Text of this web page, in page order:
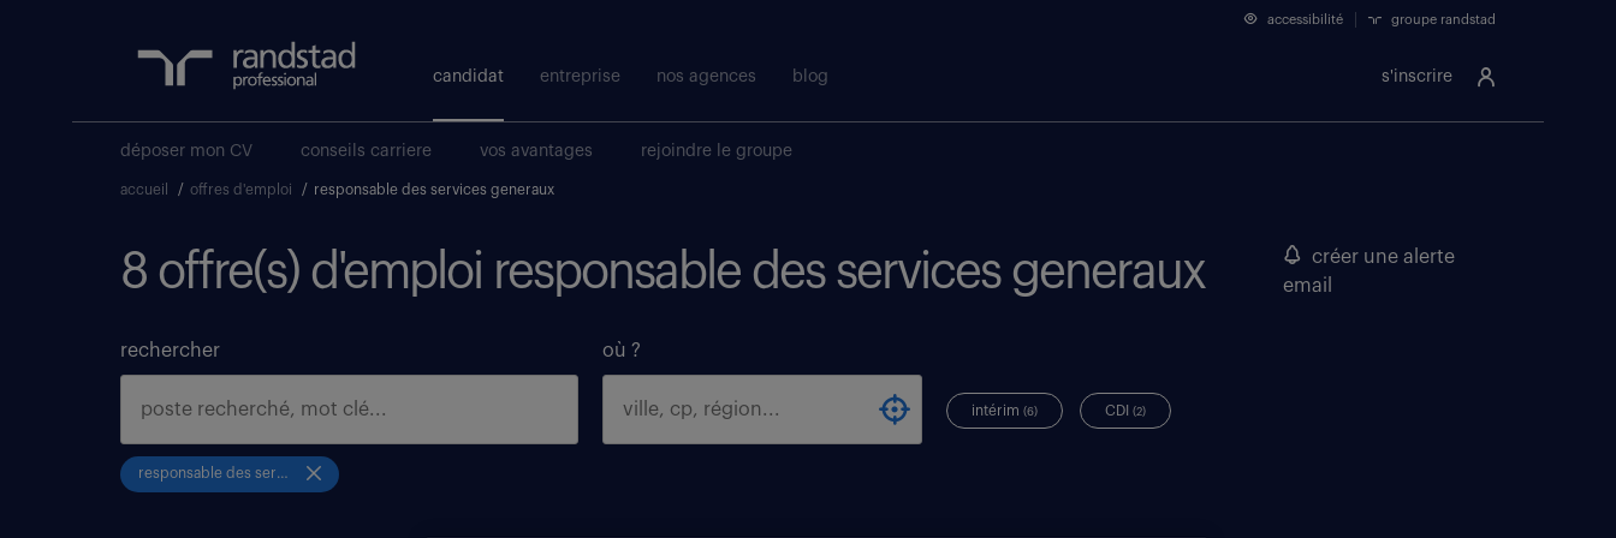
s'inscrire
accessibilité groupe randstad
candidat entreprise nos agences blog
déposer mon CV conseils carriere vos avantages rejoindre le groupe
accueil / offres d'emploi / responsable des services generaux
8 offre(s) d'emploi responsable des services generaux
créer une alerte
email
rechercher
responsable des services generaux
où ?
intérim(6) CDI(2)